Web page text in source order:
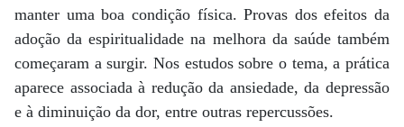
manter uma boa condição física. Provas dos efeitos da
adoção da espiritualidade na melhora da saúde também
começaram a surgir. Nos estudos sobre o tema, a prática
aparece associada à redução da ansiedade, da depressão
e à diminuição da dor, entre outras repercussões.